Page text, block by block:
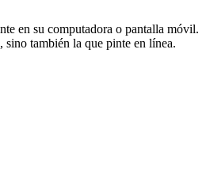
en su computadora o pantalla móvil.
también la que pinte en línea.